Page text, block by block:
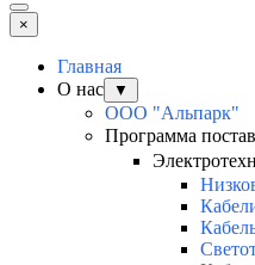
×
Главная
О нас
▼
ООО "Альпарк"
Программа